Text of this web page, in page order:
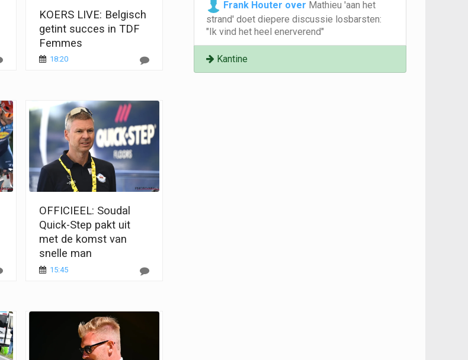
KOERS LIVE: Belgisch
getint succes in TDF
Femmes
18:20
OFFICIEEL: Soudal
Quick-Step pakt uit
met de komst van
snelle man
15:45
Frank Houter over Mathieu 'aan het
strand' doet diepere discussie losbarsten:
"Ik vind het heel enerverend"
Kantine